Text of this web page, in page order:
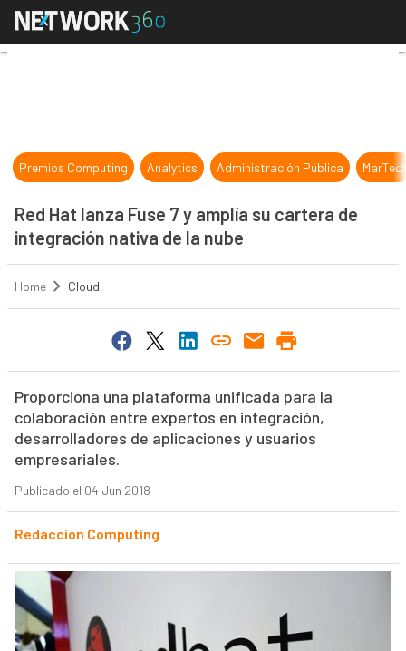
Red Hat lanza Fuse 7 y amplía su
Premios Computing Analytics Administración Pública
Red Hat lanza Fuse 7 y amplía su cartera de
integración nativa de la nube
Home Cloud
Proporciona una plataforma unificada para la
colaboración entre expertos en integración,
desarrolladores de aplicaciones y usuarios
empresariales.
Publicado el 04 Jun 2018
Redacción Computing